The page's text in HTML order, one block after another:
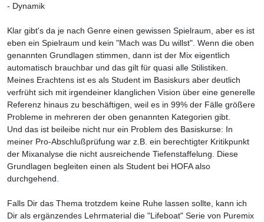
- Dynamik
Klar gibt's da je nach Genre einen gewissen Spielraum, aber es ist
eben ein Spielraum und kein "Mach was Du willst". Wenn die oben
genannten Grundlagen stimmen, dann ist der Mix eigentlich
automatisch brauchbar und das gilt für quasi alle Stilistiken.
Meines Erachtens ist es als Student im Basiskurs aber deutlich
verfrüht sich mit irgendeiner klanglichen Vision über eine generelle
Referenz hinaus zu beschäftigen, weil es in 99% der Fälle größere
Probleme in mehreren der oben genannten Kategorien gibt.
Und das ist beileibe nicht nur ein Problem des Basiskurse: In
meiner Pro-Abschlußprüfung war z.B. ein berechtigter Kritikpunkt
der Mixanalyse die nicht ausreichende Tiefenstaffelung. Diese
Grundlagen begleiten einen als Student bei HOFA also
durchgehend.
Falls Dir das Thema trotzdem keine Ruhe lassen sollte, kann ich
Dir als ergänzendes Lehrmaterial die "Lifeboat" Serie von Puremix